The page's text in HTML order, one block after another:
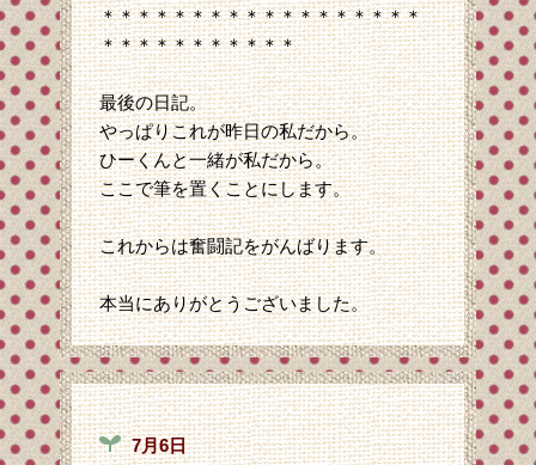
＊＊＊＊＊＊＊＊＊＊＊＊＊＊＊＊＊＊
＊＊＊＊＊＊＊＊＊＊＊
最後の日記。
やっぱりこれが昨日の私だから。
ひーくんと一緒が私だから。
ここで筆を置くことにします。
これからは奮闘記をがんばります。
本当にありがとうございました。
7月6日